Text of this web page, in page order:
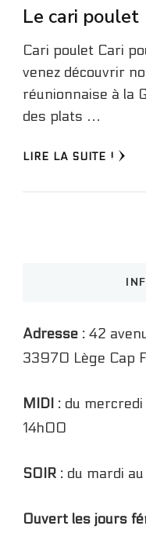
Le cari poulet
Cari poulet Cari
venez découvrir
réunionnaise à la
des plats …
LIRE LA SUITE !
Adresse : 42
33970 Lège Cap
MIDI : du mercredi
14h00
SOIR : du mardi
Ouvert les jours